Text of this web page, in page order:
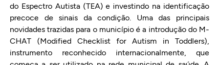
do Espectro Autista (TEA) e investindo na identificação
precoce de sinais da condição. Uma das principais
novidades trazidas para o município é a introdução do M-
CHAT (Modified Checklist for Autism in Toddlers),
instrumento reconhecido internacionalmente, que